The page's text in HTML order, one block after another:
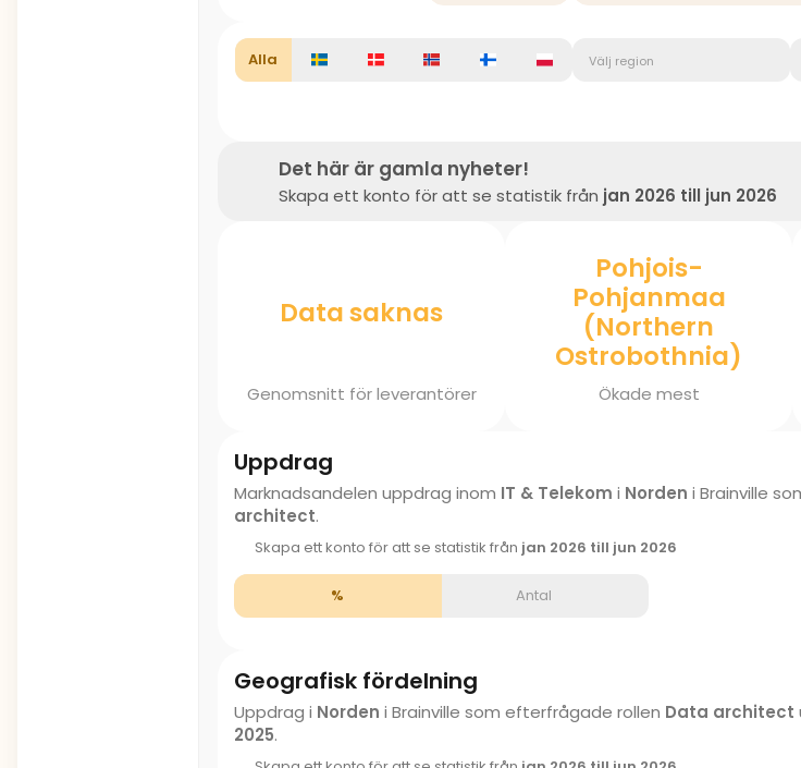
Alla Välj region
Det här är gamla nyheter!
Skapa ett konto för att se statistik från jan 2026 till jun 2026
Data saknas
Genomsnitt för leverantörer
Pohjois-
Pohjanmaa
(Northern
Ostrobothnia)
Ökade mest
Uppdrag
Marknadsandelen uppdrag inom IT & Telekom i Norden i Brainville
architect.
Skapa ett konto för att se statistik från jan 2026 till jun 2026
% Antal
Geografisk fördelning
Uppdrag i Norden i Brainville som efterfrågade rollen Data architect
2025.